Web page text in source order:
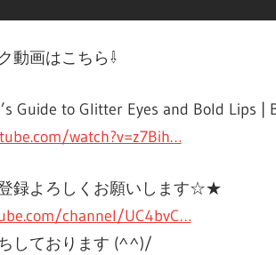
動画はこちら⇩
Guide to Glitter Eyes and Bold Lips |
watch?v=z7Bih…
録よろしくお願いします☆★
channel/UC4bvC…
しております (^^)/